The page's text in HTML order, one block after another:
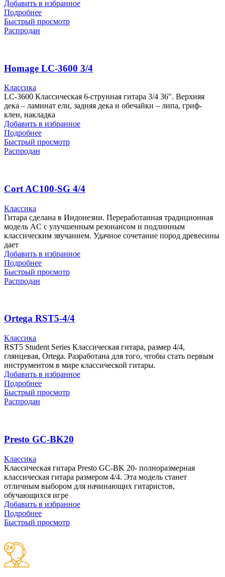
Добавить в избранное
Подробнее
Быстрый просмотр
Распродан
Homage LC-3600 3/4
Классика
LC-3600 Классическая 6-струнная гитара 3/4 36″. Верхняя
дека – ламинат ели, задняя дека и обечайки – липа, гриф-
клен, накладка
Добавить в избранное
Подробнее
Быстрый просмотр
Распродан
Cort AC100-SG 4/4
Классика
Гитара сделана в Индонезии. Переработанная традиционная
модель AC с улучшенным резонансом и подлинным
классическим звучанием. Удачное сочетание пород древесины
дает
Добавить в избранное
Подробнее
Быстрый просмотр
Распродан
Ortega RST5-4/4
Классика
RST5 Student Series Классическая гитара, размер 4/4,
глянцевая, Ortega. Разработана для того, чтобы стать первым
инструментом в мире классической гитары.
Добавить в избранное
Подробнее
Быстрый просмотр
Распродан
Presto GC-BK20
Классика
Классическая гитара Presto GC-BK 20- полноразмерная
классическая гитара размером 4/4. Эта модель станет
отличным выбором для начинающих гитаристов,
обучающихся игре
Добавить в избранное
Подробнее
Быстрый просмотр